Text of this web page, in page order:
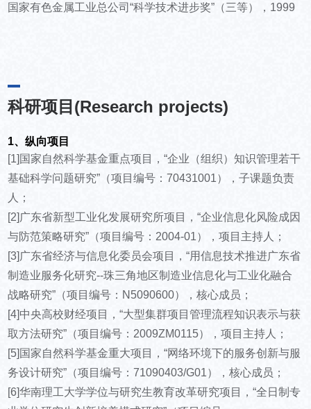
国家有色金属工业总公司“科学技术进步奖”（三等），1999
科研项目(Research projects)
1、纵向项目
[1]国家自然科学基金重点项目，“企业（组织）知识管理若干
基础科学问题研究”（项目编号：70431001），子课题负责
人；
[2]广东省新型工业化发展研究所项目，“企业信息化风险成因
与防范策略研究”（项目编号：2004-01），项目主持人；
[3]广东省经济与信息化委员会项目，“用信息技术推进广东省
制造业服务化研究--珠三角地区制造业信息化与工业化融合
战略研究”（项目编号：N5090600），核心成员；
[4]中央高校财经项目，“大型集群项目管理流程知识表示与获
取方法研究”（项目编号：2009ZM0115），项目主持人；
[5]国家自然科学基金重大项目，“网络环境下的服务创新与服
务设计研究”（项目编号：71090403/G01），核心成员；
[6]华南理工大学学位与研究生教育改革研究项目，“全日制专